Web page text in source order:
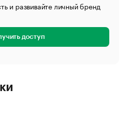
и развивайте личный бренд
доступ